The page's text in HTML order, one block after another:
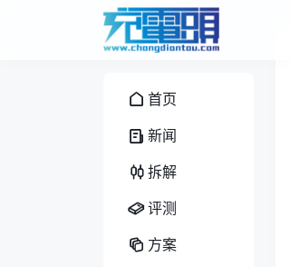
首页
新闻
拆解
评测
方案